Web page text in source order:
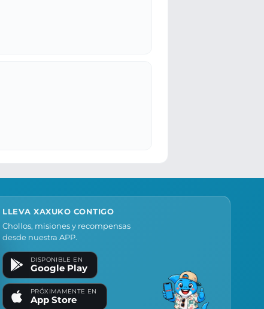
LLEVA XAXUKO CONTIGO
Chollos, misiones y recompensas
desde nuestra APP.
DISPONIBLE EN
Google Play
PRÓXIMAMENTE EN
App Store